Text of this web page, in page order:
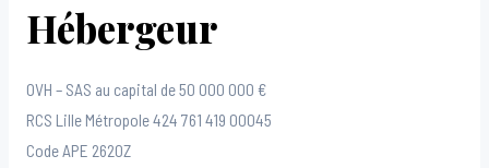
Hébergeur
OVH – SAS au capital de 50 000 000 €
RCS Lille Métropole 424 761 419 00045
Code APE 2620Z